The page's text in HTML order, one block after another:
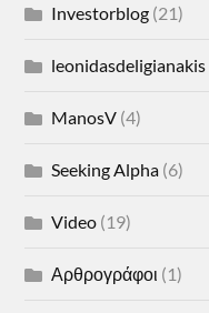
Investorblog (21)
leonidasdeligianakis
ManosV (4)
Seeking Alpha (6)
Video (19)
Αρθρογράφοι (1)